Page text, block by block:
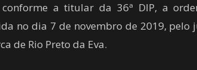
a titular da 36ª DIP, a
no dia 7 de novembro de 2019, pelo
de Rio Preto da Eva.